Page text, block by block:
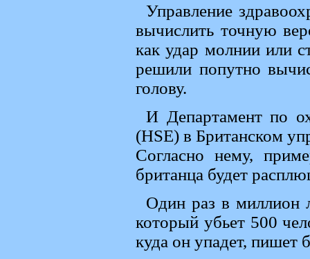
Управление
вычислить точную
как удар молнии или
решили попутно
голову.
И Департамент по
(HSE) в Британском
Согласно нему,
британца будет
Один раз в миллион
который убьет 500
куда он упадет, пишет